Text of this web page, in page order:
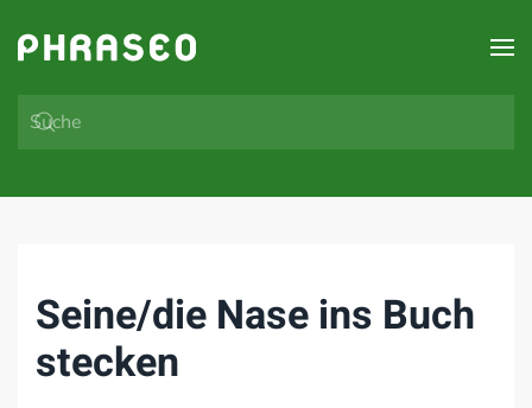
Zum Hauptinhalt springen
Seine/die Nase ins Buch
stecken